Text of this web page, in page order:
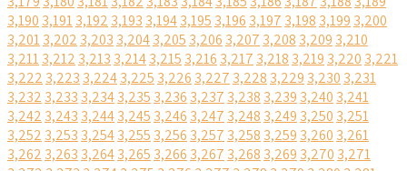
3,190 3,1913,192 3,193 3,1943,195 3,196 3,197 3,198 3,199 3,200
3,2013,202 3,203 3,2043,205 3,206 3,207 3,208 3,209 3,210
3,2113,212 3,213 3,2143,215 3,216 3,217 3,218 3,219 3,220 3,221
3,222 3,223 3,2243,225 3,226 3,227 3,228 3,229 3,230 3,231
3,232 3,233 3,2343,235 3,236 3,237 3,238 3,239 3,240 3,241
3,242 3,243 3,2443,245 3,246 3,247 3,248 3,249 3,250 3,251
3,252 3,253 3,2543,255 3,256 3,257 3,258 3,259 3,260 3,261
3,262 3,263 3,2643,265 3,266 3,267 3,268 3,269 3,270 3,271